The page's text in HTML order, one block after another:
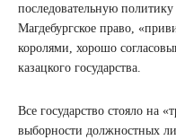
последовательную
Магдебургское право,
королями, хорошо
казацкого государства.
Все государство стояло на
выборности должностных